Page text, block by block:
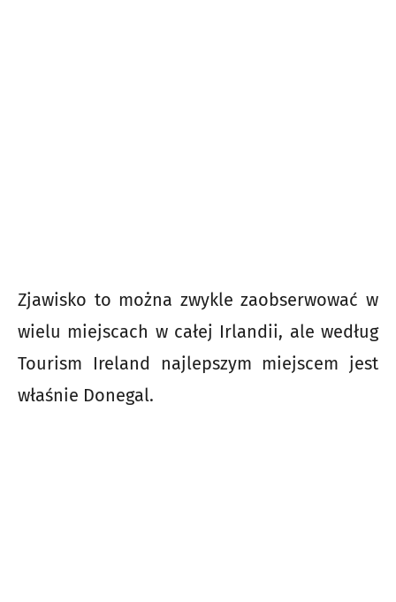
Zjawisko to można zwykle zaobserwować w
wielu miejscach w całej Irlandii, ale według
Tourism Ireland najlepszym miejscem jest
właśnie Donegal.